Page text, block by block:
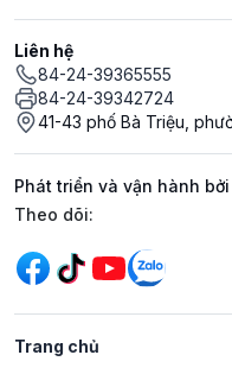
Liên hệ
84-24-39365555
84-24-39342724
41-43 phố Bà Triệu,
Phát triển và vận hành
Mạng xã hội
Theo dõi:
Trang chủ